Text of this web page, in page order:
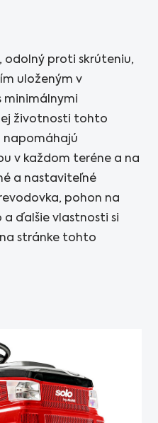
odolný proti skrúteniu,
uloženým v
minimálnymi
životnosti tohto
napomáhajú
v každom teréne a na
a nastaviteľné
pohon na
a ďalšie vlastnosti si
stránke tohto